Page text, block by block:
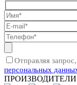
Отправляя
персональных